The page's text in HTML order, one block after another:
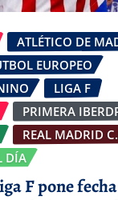
ATLÉTICO DE
EUROPEO
LIGA F
PRIMERA
REAL MADRID
DÍA
F pone